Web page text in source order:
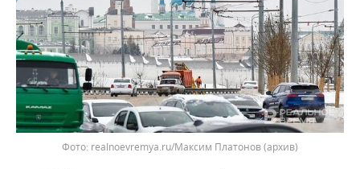
realnoevremya.ru/Максим Платонов (архив)